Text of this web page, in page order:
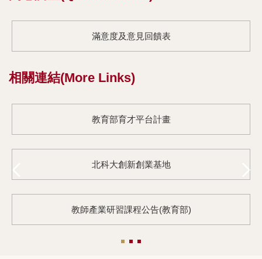
滿意度及意見回饋表
相關連結(More Links)
教育部育才平台計畫
北科大創新創業基地
教師產業研習課程公告(教育部)